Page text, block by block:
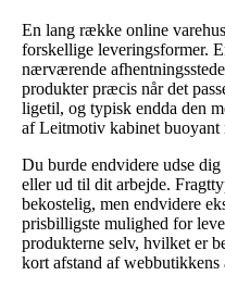
En lang række online
forskellige leveringsformer.
nærværende
produkter præcis når det
ligetil, og typisk endda den
af Leitmotiv kabinet buoyant
Du burde endvidere udse
eller ud til dit arbejde.
bekostelig, men endvidere
prisbilligste mulighed for
produkterne selv, hvilket er
kort afstand af webbutikkens